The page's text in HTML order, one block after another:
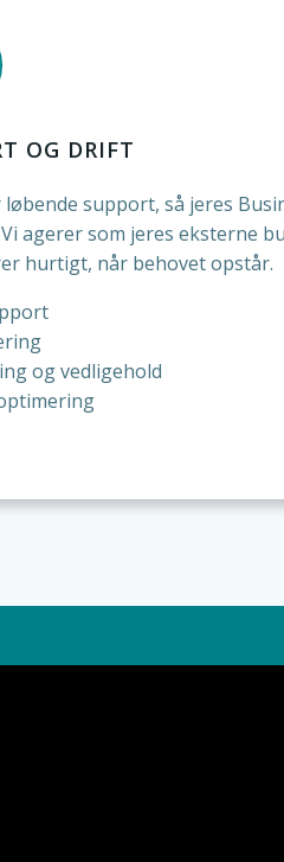
OG DRIFT
support, så jeres
agerer som jeres eksterne
hurtigt, når behovet opstår.
og vedligehold